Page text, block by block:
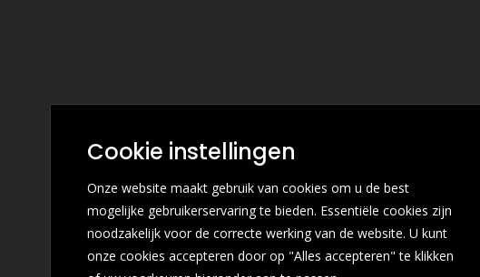
Cookie instellingen
Onze website maakt gebruik van cookies om u de best
mogelijke gebruikerservaring te bieden. Essentiële cookies zijn
noodzakelijk voor de correcte werking van de website. U kunt
onze cookies accepteren door op "Alles accepteren" te klikken